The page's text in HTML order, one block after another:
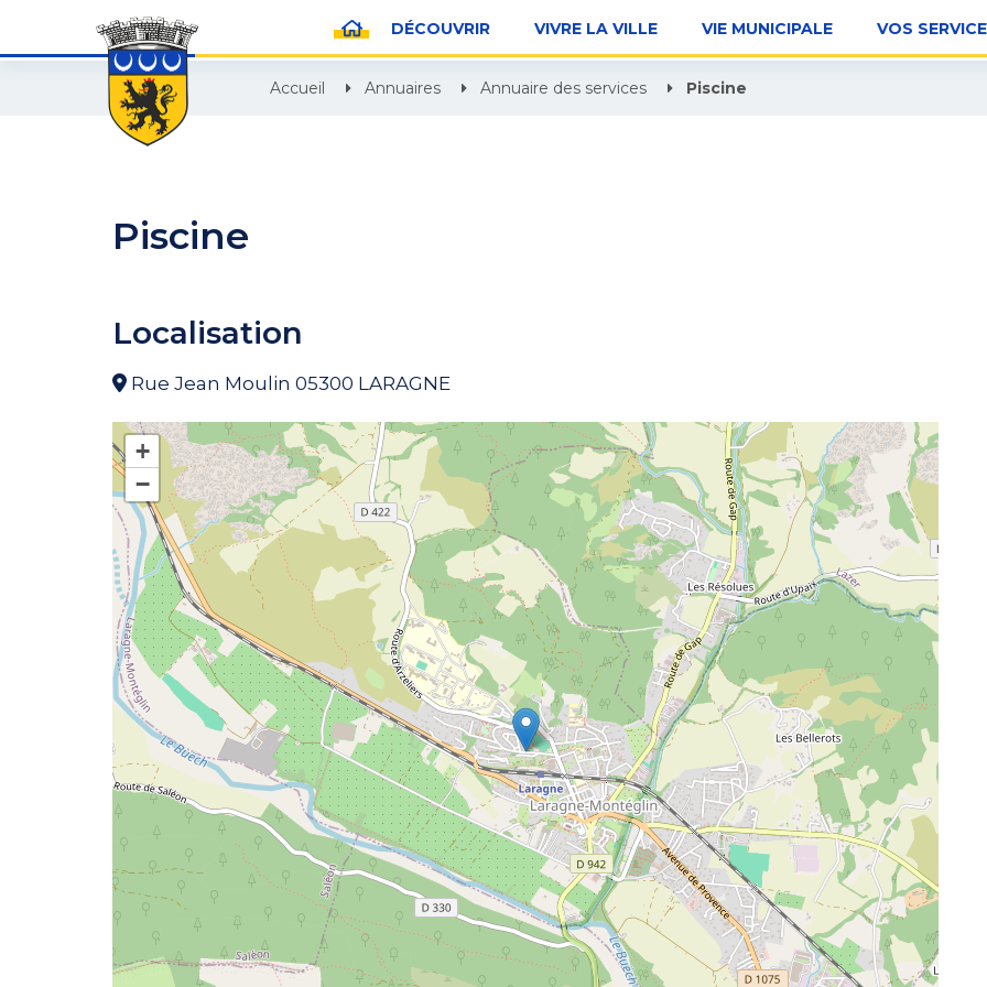
DÉCOUVRIR VIVRE LA VILLE VIE MUNICIPALE VOS
Accueil Annuaires Annuaire des services Piscine
Piscine
Localisation
Rue Jean Moulin 05300 LARAGNE
+
−